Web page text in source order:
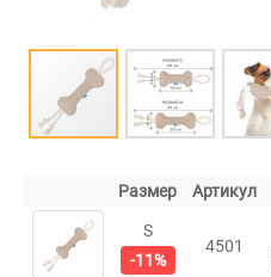
Размер Артикул
S
-11%
4501